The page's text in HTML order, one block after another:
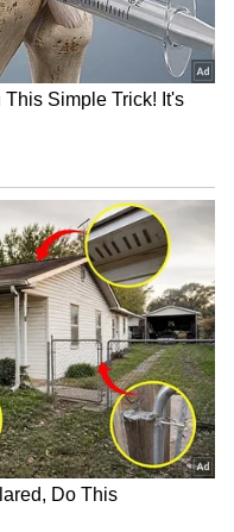
யூனிட்கள்
இடத்தைப்
3XO 10,063
இடத்தையும்,
10,035